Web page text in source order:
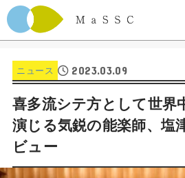
ニュース 2023.03.09
喜多流シテ方として世界
演じる気鋭の能楽師、塩
ビュー